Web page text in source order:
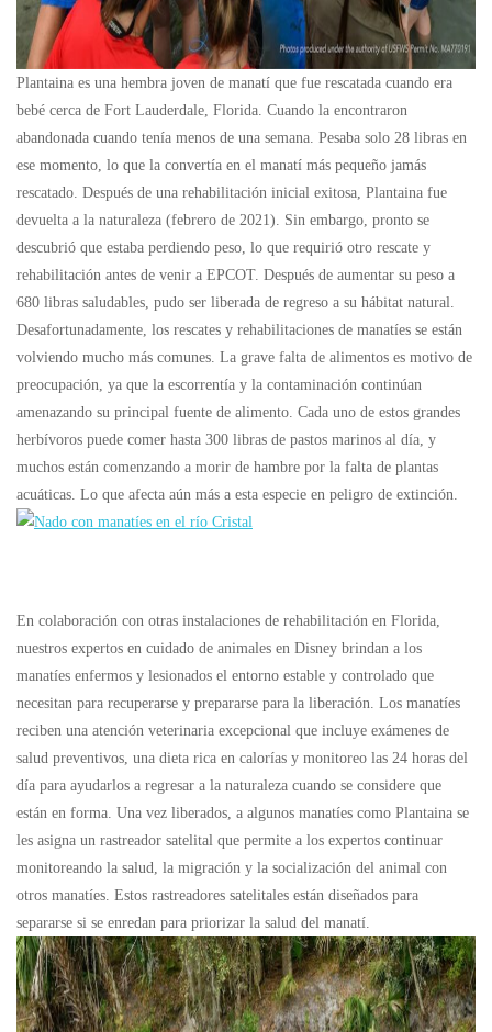
Plantaina es una hembra joven de manatí que fue rescatada cuando era
bebé cerca de Fort Lauderdale, Florida. Cuando la encontraron
abandonada cuando tenía menos de una semana. Pesaba solo 28 libras en
ese momento, lo que la convertía en el manatí más pequeño jamás
rescatado. Después de una rehabilitación inicial exitosa, Plantaina fue
devuelta a la naturaleza (febrero de 2021). Sin embargo, pronto se
descubrió que estaba perdiendo peso, lo que requirió otro rescate y
rehabilitación antes de venir a EPCOT. Después de aumentar su peso a
680 libras saludables, pudo ser liberada de regreso a su hábitat natural.
Desafortunadamente, los rescates y rehabilitaciones de manatíes se están
volviendo mucho más comunes. La grave falta de alimentos es motivo de
preocupación, ya que la escorrentía y la contaminación continúan
amenazando su principal fuente de alimento. Cada uno de estos grandes
herbívoros puede comer hasta 300 libras de pastos marinos al día, y
muchos están comenzando a morir de hambre por la falta de plantas
acuáticas. Lo que afecta aún más a esta especie en peligro de extinción.
En colaboración con otras instalaciones de rehabilitación en Florida,
nuestros expertos en cuidado de animales en Disney brindan a los
manatíes enfermos y lesionados el entorno estable y controlado que
necesitan para recuperarse y prepararse para la liberación. Los manatíes
reciben una atención veterinaria excepcional que incluye exámenes de
salud preventivos, una dieta rica en calorías y monitoreo las 24 horas del
día para ayudarlos a regresar a la naturaleza cuando se considere que
están en forma. Una vez liberados, a algunos manatíes como Plantaina se
les asigna un rastreador satelital que permite a los expertos continuar
monitoreando la salud, la migración y la socialización del animal con
otros manatíes. Estos rastreadores satelitales están diseñados para
separarse si se enredan para priorizar la salud del manatí.